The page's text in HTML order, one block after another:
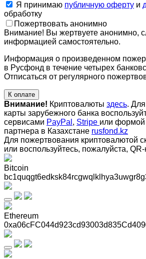
Я принимаю публичную оферту и
обработку
Пожертвовать анонимно
Внимание! Вы жертвуете анонимно,
информацией самостоятельно.
Информация о произведенном
в Русфонд в течение четырех
Отписаться от регулярного
К оплате
Внимание! Криптовалюты здесь.
карты зарубежного банка
сервисами PayPal , Stripe или формой
партнера в Казахстане rusfond.kz
Для пожертвования криптовалютой
или воспользуйтесь, пожалуйста,
Bitcoin
Ethereum